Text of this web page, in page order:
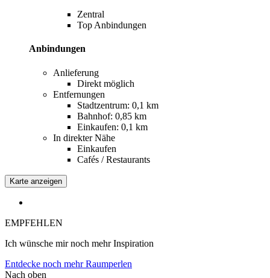
Zentral
Top Anbindungen
Anbindungen
Anlieferung
Direkt möglich
Entfernungen
Stadtzentrum: 0,1 km
Bahnhof: 0,85 km
Einkaufen: 0,1 km
In direkter Nähe
Einkaufen
Cafés / Restaurants
Karte anzeigen
EMPFEHLEN
Ich wünsche mir noch mehr Inspiration
Entdecke noch mehr Raumperlen
Nach oben